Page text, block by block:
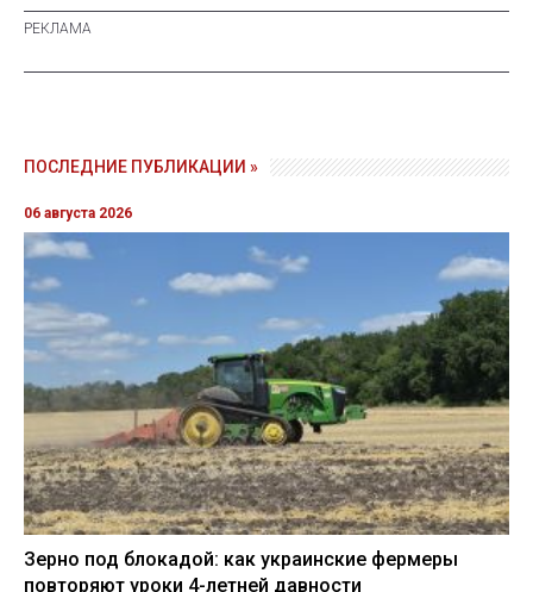
ПОСЛЕДНИЕ ПУБЛИКАЦИИ »
06 августа 2026
Зерно под блокадой: как украинские фермеры
повторяют уроки 4-летней давности